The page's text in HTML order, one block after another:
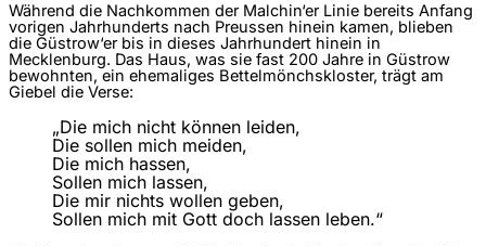
Während die Nachkommen der Malchin‘er Linie bereits Anfang
vorigen Jahrhunderts nach Preussen hinein kamen, blieben
die Güstrow‘er bis in dieses Jahrhundert hinein in
Mecklenburg. Das Haus, was sie fast 200 Jahre in Güstrow
bewohnten, ein ehemaliges Bettelmönchskloster, trägt am
Giebel die Verse:
„Die mich nicht können leiden,
Die sollen mich meiden,
Die mich hassen,
Sollen mich lassen,
Die mir nichts wollen geben,
Sollen mich mit Gott doch lassen leben.“